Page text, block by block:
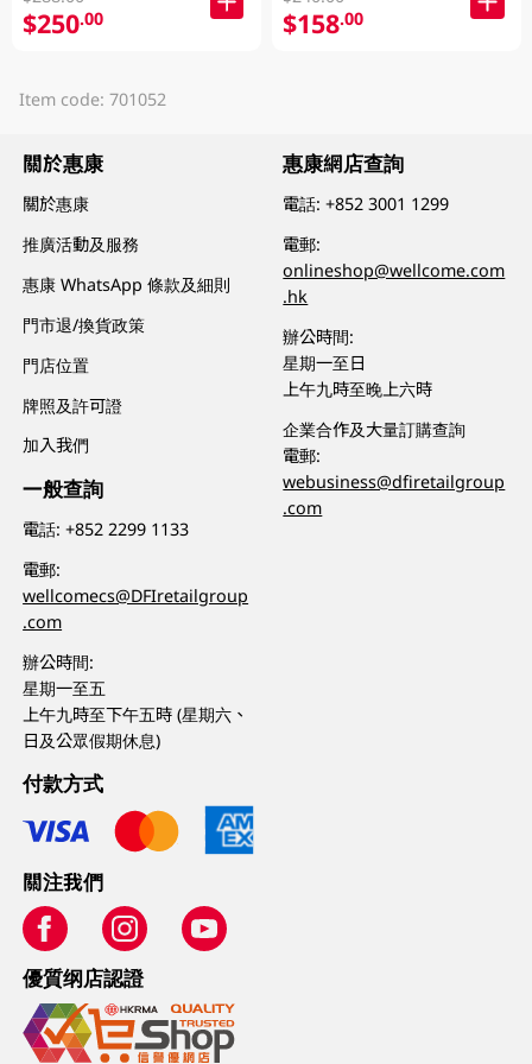
$250.00 $158.00
Item code: 701052
關於惠康
關於惠康
推廣活動及服務
惠康 WhatsApp 條款及細則
門市退/換貨政策
門店位置
牌照及許可證
加入我們
一般查詢
電話:+852 2299 1133
電郵:
wellcomecs@DFIretailgroup
.com
辦公時間:
星期一至五
上午九時至下午五時 (星期六、
日及公眾假期休息)
惠康網店查詢
電話:+852 3001 1299
電郵:
onlineshop@wellcome.com
.hk
辦公時間:
星期一至日
上午九時至晚上六時
企業合作及大量訂購查詢
電郵:
webusiness@dfiretailgroup
.com
付款方式
關注我們
優質纲店認證